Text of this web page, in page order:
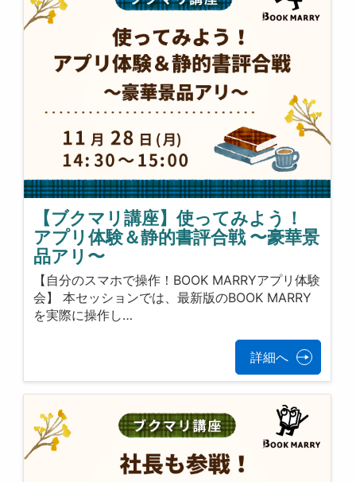
【ブクマリ講座】使ってみよう！
アプリ体験＆静的書評合戦 〜豪華景
品アリ〜
【自分のスマホで操作！BOOK MARRYアプリ体験
会】 本セッションでは、最新版のBOOK MARRY
を実際に操作し…
詳細へ